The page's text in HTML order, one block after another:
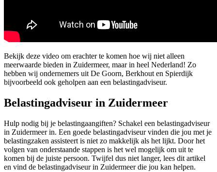
Bekijk deze video om erachter te komen hoe wij niet alleen
meerwaarde bieden in Zuidermeer, maar in heel Nederland! Zo
hebben wij ondernemers uit De Goorn, Berkhout en Spierdijk
bijvoorbeeld ook geholpen aan een belastingadviseur.
Belastingadviseur in Zuidermeer
Hulp nodig bij je belastingaangiften? Schakel een belastingadviseur
in Zuidermeer in. Een goede belastingadviseur vinden die jou met je
belastingzaken assisteert is niet zo makkelijk als het lijkt. Door het
volgen van onderstaande stappen is het wel mogelijk om uit te
komen bij de juiste persoon. Twijfel dus niet langer, lees dit artikel
en vind de belastingadviseur in Zuidermeer die jou kan helpen.